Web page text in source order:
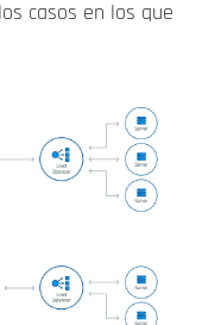
casos en los que